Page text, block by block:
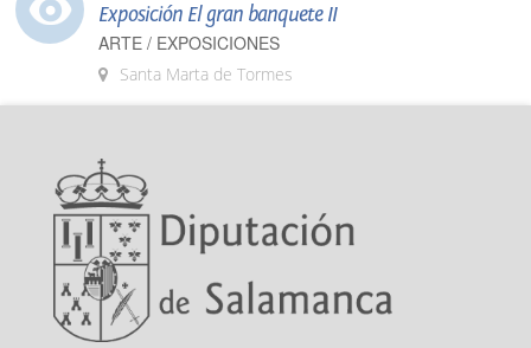
Exposición El gran banquete II
ARTE / EXPOSICIONES
Santa Marta de Tormes